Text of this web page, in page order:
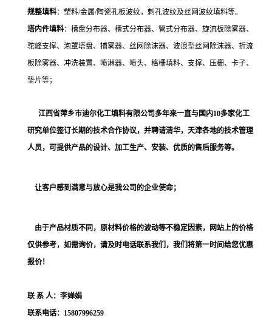
规整填料：塑料/金属/陶瓷孔板波纹，刺孔波纹及丝网波纹填料等。
塔内件填料：槽盘分布器、槽式分布器、管式分布器、旋流板除雾器、
驼峰支撑、泡罩塔盘、捕雾器、丝网除沫器、波浪型丝网除沫器、 折流
板除雾器、冲洗装置、喷淋器、喷头、 格栅填料、支撑、压栅、卡子、
垫片等；
江西省萍乡市迪尔化工填料有限公司多年来一直与国内10多家化工
研究单位签订长期的技术合作协议，并聘请清华，天津各地的技术管理
人员， 可提供产品的设计、加工生产、安装、优质的售后服务等。
让客户感到满意与放心是我公司的企业使命；
由于产品材质不同，原材料价格的波动等不稳定因素，网站上的价格
仅供参考，如需询价，请及时电话联系我们，我们将第一时间给您优惠
报价！
联 系 人：李婵娟
联系电话： 15807996259